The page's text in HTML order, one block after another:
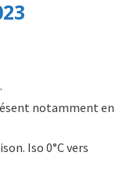
notamment en
Iso 0°C vers